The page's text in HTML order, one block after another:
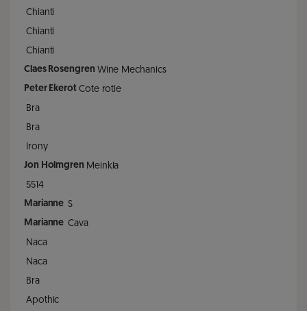
Chianti
Chianti
Chianti
Claes Rosengren Wine Mechanics
Peter Ekerot Cote rotie
Bra
Bra
Irony
Jon Holmgren Meinkla
5514
Marianne S
Marianne Cava
Naca
Naca
Bra
Apothic